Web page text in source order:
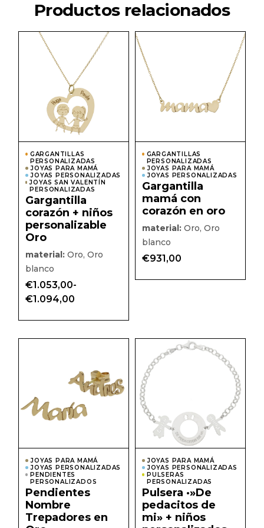
Productos relacionados
Este
producto
tiene
múltiples
variantes.
opciones
la
página
producto
GARGANTILLAS
PERSONALIZADAS
JOYAS PARA MAMÁ
JOYAS PERSONALIZADAS
JOYAS SAN VALENTÍN
PERSONALIZADAS
Gargantilla
corazón + niños
personalizable
Oro
material: Oro, Oro
blanco
€1.053,00-
€1.094,00
Rango
de
desde
hasta
Este
tiene
la
GARGANTILLAS
PERSONALIZADAS
JOYAS PARA MAMÁ
JOYAS PERSONALIZADAS
Gargantilla
mamá con
corazón en oro
material:Oro, Oro
blanco
€931,00
producto
múltiples
variantes.
Las
opciones
pueden
la
página
producto
JOYAS PARA MAMÁ
JOYAS PERSONALIZADAS
PENDIENTES
PERSONALIZADOS
Pendientes
Nombre
Trepadores en
Las
la
JOYAS PARA MAMÁ
JOYAS PERSONALIZADAS
PULSERAS
PERSONALIZADAS
Pulsera ·»De
pedacitos de
mi» + niños